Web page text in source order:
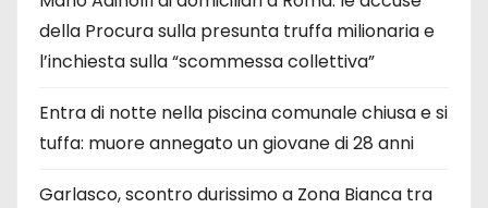
della Procura sulla presunta truffa milionaria e
l’inchiesta sulla “scommessa collettiva”
Entra di notte nella piscina comunale chiusa e si
tuffa: muore annegato un giovane di 28 anni
Garlasco, scontro durissimo a Zona Bianca tra